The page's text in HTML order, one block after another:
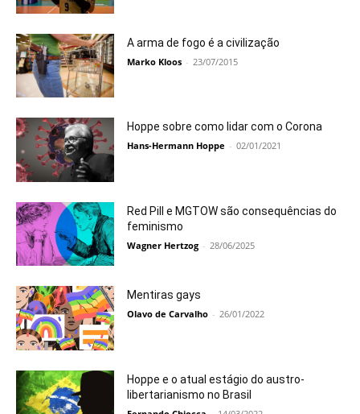
A arma de fogo é a civilização
Marko Kloos - 23/07/2015
Hoppe sobre como lidar com o Corona
Hans-Hermann Hoppe - 02/01/2021
Red Pill e MGTOW são consequências do
feminismo
Wagner Hertzog - 28/06/2025
Mentiras gays
Olavo de Carvalho - 26/01/2022
Hoppe e o atual estágio do austro-
libertarianismo no Brasil